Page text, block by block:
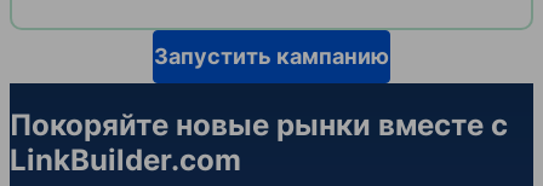
Запустить кампанию
Покоряйте новые рынки вместе с
LinkBuilder.com